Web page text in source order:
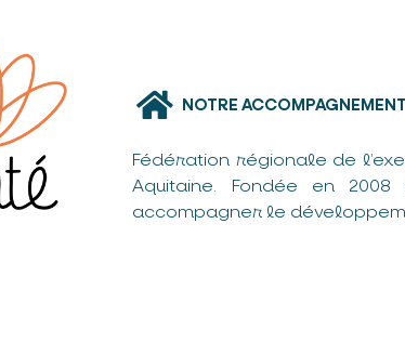
NOTRE ACCOMPAGNEMENT
Fédération régionale de
Aquitaine. Fondée en
accompagner le